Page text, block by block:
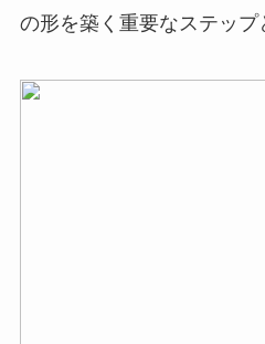
の形を築く重要なステップ